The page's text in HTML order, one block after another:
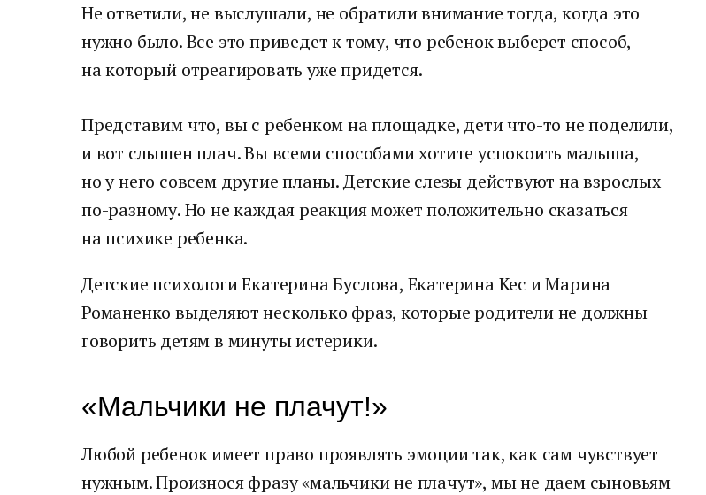
Не ответили, не выслушали, не обратили внимание тогда, когда это
нужно было. Все это приведет к тому, что ребенок выберет способ,
на который отреагировать уже придется.
Представим что, вы с ребенком на площадке, дети что-то не поделили,
и вот слышен плач. Вы всеми способами хотите успокоить малыша,
но у него совсем другие планы. Детские слезы действуют на взрослых
по-разному. Но не каждая реакция может положительно сказаться
на психике ребенка.
Детские психологи Екатерина Буслова, Екатерина Кес и Марина
Романенко выделяют несколько фраз, которые родители не должны
говорить детям в минуты истерики.
«Мальчики не плачут!»
Любой ребенок имеет право проявлять эмоции так, как сам чувствует
нужным. Произнося фразу «мальчики не плачут», мы не даем сыновьям